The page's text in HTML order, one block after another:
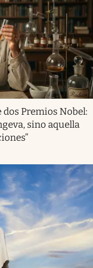
dos Premios Nobel:
sino aquella